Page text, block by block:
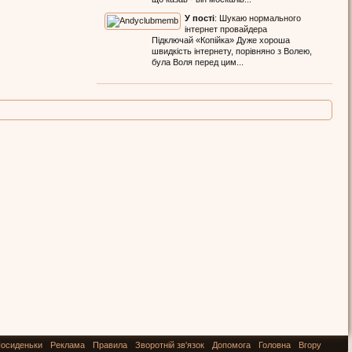
У пості: Шукаю нормального
інтернет провайдера
Підключай «Копійка» Дуже хороша
швидкість інтернету, порівняно з Волею,
була Воля перед цим...
Реклама Правила Зворотній зв'язок Допомога Головна Вгору